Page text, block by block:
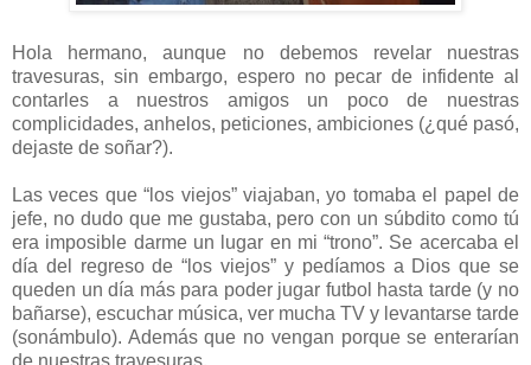
Hola hermano, aunque no debemos revelar nuestras
travesuras, sin embargo, espero no pecar de infidente al
contarles a nuestros amigos un poco de nuestras
complicidades, anhelos, peticiones, ambiciones (¿qué pasó,
dejaste de soñar?).
Las veces que “los viejos” viajaban, yo tomaba el papel de
jefe, no dudo que me gustaba, pero con un súbdito como tú
era imposible darme un lugar en mi “trono”. Se acercaba el
día del regreso de “los viejos” y pedíamos a Dios que se
queden un día más para poder jugar futbol hasta tarde (y no
bañarse), escuchar música, ver mucha TV y levantarse tarde
(sonámbulo). Además que no vengan porque se enterarían
de nuestras travesuras.